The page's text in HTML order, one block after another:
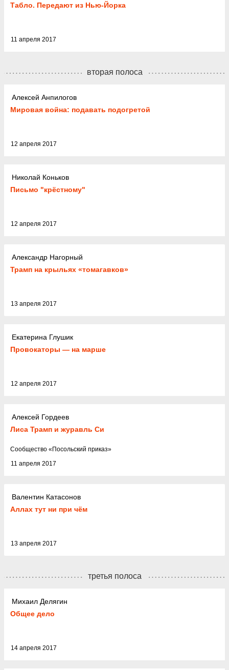
Табло. Передают из Нью-Йорка
11 апреля 2017
вторая полоса
Алексей Анпилогов
Мировая война: подавать подогретой
12 апреля 2017
Николай Коньков
Письмо "крёстному"
12 апреля 2017
Александр Нагорный
Трамп на крыльях «томагавков»
13 апреля 2017
Екатерина Глушик
Провокаторы — на марше
12 апреля 2017
Алексей Гордеев
Лиса Трамп и журавль Си
11 апреля 2017
Cообщество « Посольский приказ»
Валентин Катасонов
Аллах тут ни при чём
13 апреля 2017
третья полоса
Михаил Делягин
Общее дело
14 апреля 2017